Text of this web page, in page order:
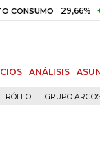
29,66% +0,87%
ANÁLISIS
GRUPO